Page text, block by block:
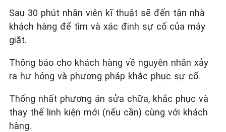
Sau 30 phút nhân viên kĩ thuật sẽ đến tận nhà
khách hàng để tìm và xác định sự cố của máy
giặt.
Thông báo cho khách hàng về nguyên nhân xảy
ra hư hỏng và phương pháp khắc phục sự cố.
Thống nhất phương án sửa chữa, khắc phục và
thay thế linh kiện mới (nếu cần) cùng với khách
hàng.